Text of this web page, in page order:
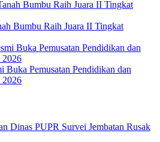
Bumbu Raih Juara II Tingkat
Buka Pemusatan Pendidikan dan
2026